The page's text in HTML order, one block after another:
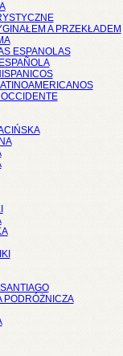
A PRZEKŁADEM
ESPANOLAS
PODRÓŻNICZA